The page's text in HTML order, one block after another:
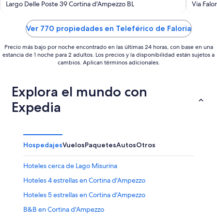
out
Largo Delle Poste 39 Cortina d'Ampezzo BL
out
5
Via
Ver 770 propiedades en Teleférico de Faloria
Precio más bajo por noche encontrado en las últimas 24 horas, con base en una
estancia de 1 noche para 2 adultos. Los precios y la disponibilidad están sujetos a
cambios. Aplican términos adicionales.
Explora el mundo con
Expedia
HospedajesVuelosPaquetesAutosOtros
Hoteles cerca de Lago Misurina
Hoteles 4 estrellas en Cortina d'Ampezzo
Hoteles 5 estrellas en Cortina d'Ampezzo
B&B en Cortina d'Ampezzo